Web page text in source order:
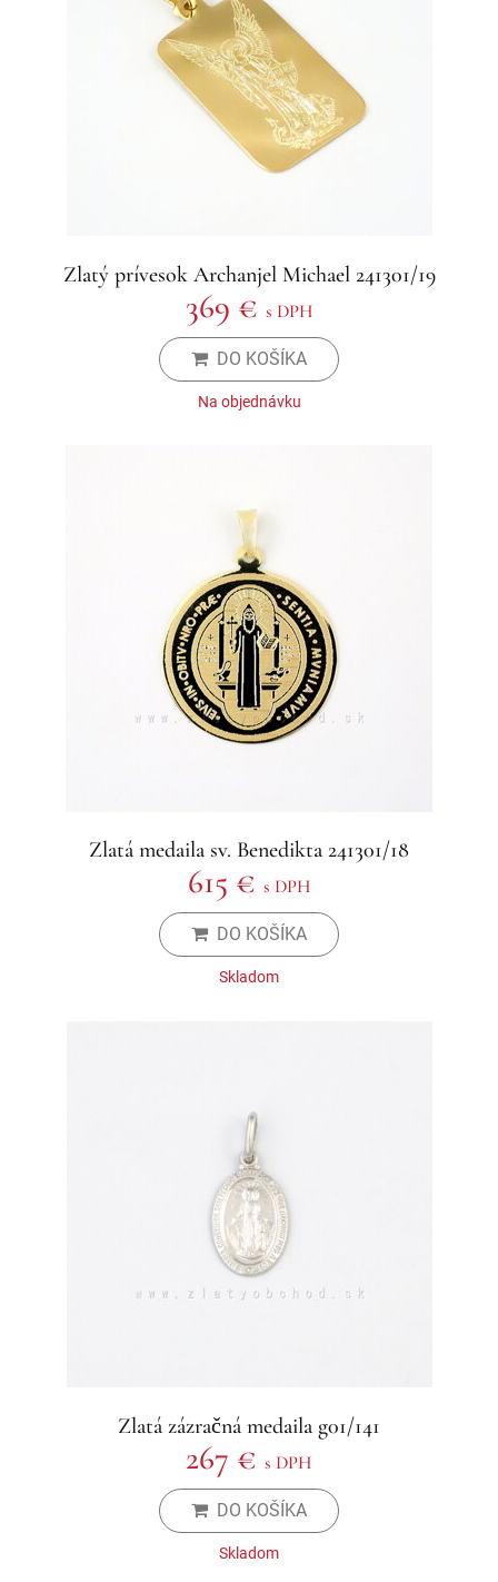
Zlatý prívesok Archanjel Michael 241301/19
369 € s DPH
DO KOŠÍKA
Na objednávku
Zlatá medaila sv. Benedikta 241301/18
615 € s DPH
DO KOŠÍKA
Skladom
Zlatá zázračná medaila g01/141
267 € s DPH
DO KOŠÍKA
Skladom